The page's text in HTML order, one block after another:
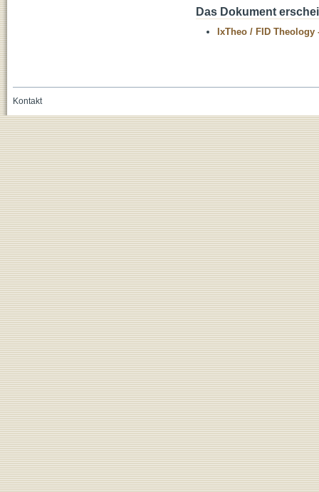
Das Dokument
IxTheo / FID Theology
Kontakt